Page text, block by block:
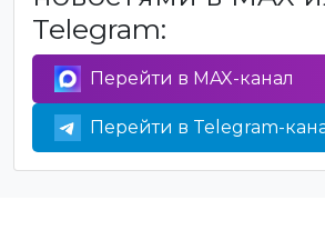
Telegram:
Перейти в MAX-канал
Перейти в Telegram-